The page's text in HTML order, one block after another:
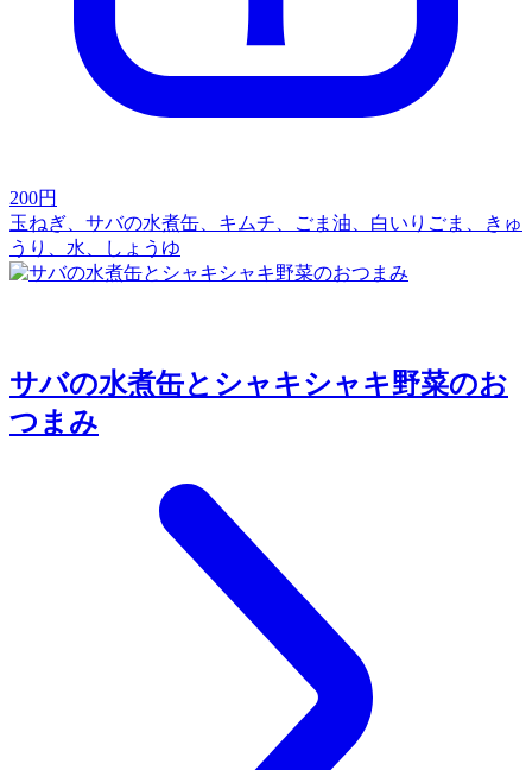
200円
玉ねぎ、サバの水煮缶、キムチ、ごま油、白いりごま、きゅ
うり、水、しょうゆ
サバの水煮缶とシャキシャキ野菜のお
つまみ